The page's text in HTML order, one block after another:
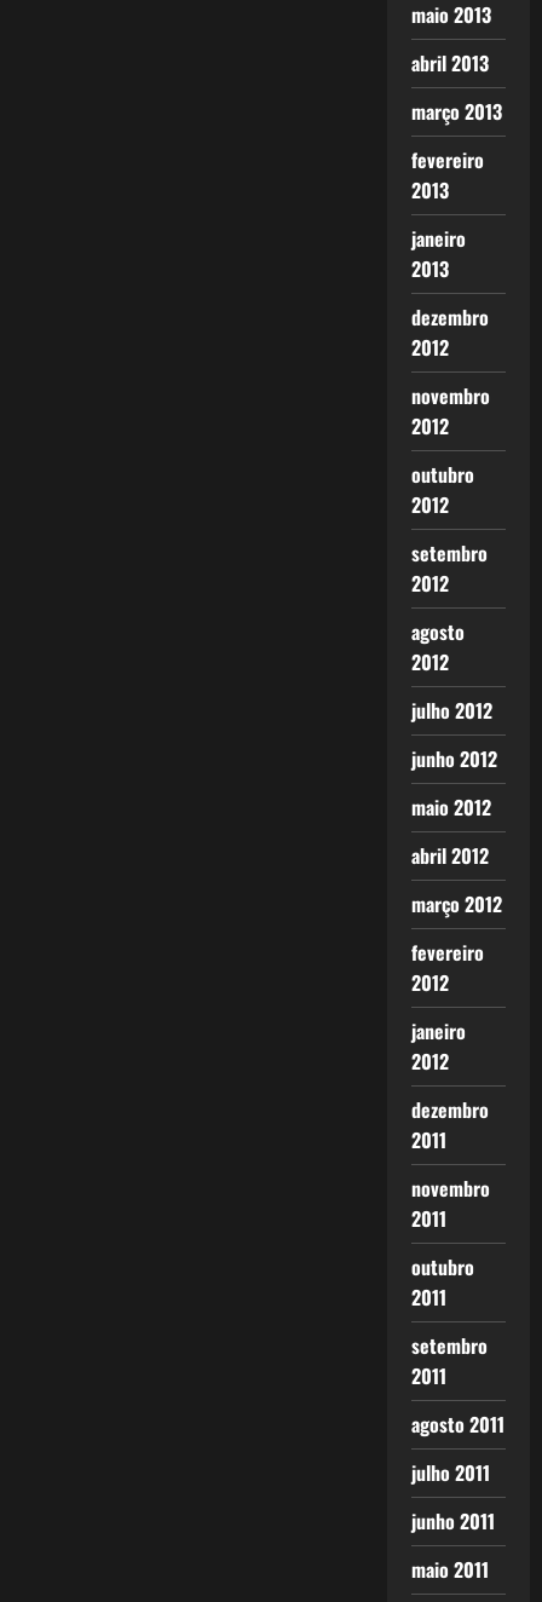
maio 2013
abril 2013
março 2013
fevereiro
2013
janeiro
2013
dezembro
2012
novembro
2012
outubro
2012
setembro
2012
agosto
2012
julho 2012
junho 2012
maio 2012
abril 2012
março 2012
fevereiro
2012
janeiro
2012
dezembro
2011
novembro
2011
outubro
2011
setembro
2011
agosto 2011
julho 2011
junho 2011
maio 2011